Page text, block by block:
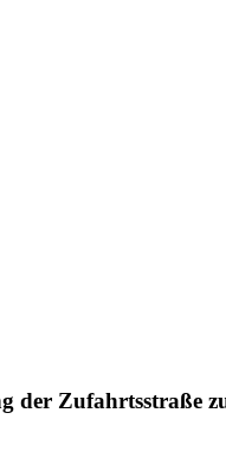
Zufahrtsstraße